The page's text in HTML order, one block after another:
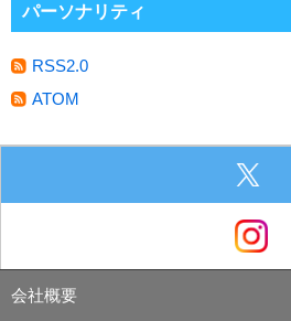
パーソナリティ
RSS2.0
ATOM
会社概要